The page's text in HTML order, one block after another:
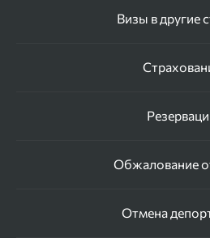
Визы в другие
Обжалование
Отмена